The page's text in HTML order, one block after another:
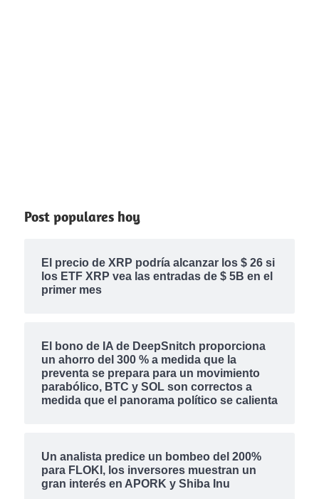
Post populares hoy
El precio de XRP podría alcanzar los $ 26 si
los ETF XRP vea las entradas de $ 5B en el
primer mes
El bono de IA de DeepSnitch proporciona
un ahorro del 300 % a medida que la
preventa se prepara para un movimiento
parabólico, BTC y SOL son correctos a
medida que el panorama político se calienta
Un analista predice un bombeo del 200%
para FLOKI, los inversores muestran un
gran interés en APORK y Shiba Inu